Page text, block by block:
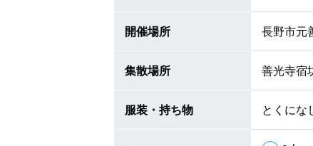
開催場所 長野市元
集散場所 善光寺宿
服装・持ち物 とくにな